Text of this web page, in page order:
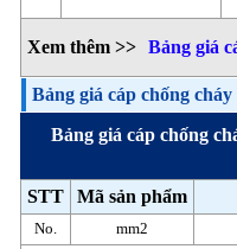
Xem thêm >> Bảng giá
Bảng giá cáp chống
Bảng giá cáp chống
STT
Mã sản phẩm
No. mm2